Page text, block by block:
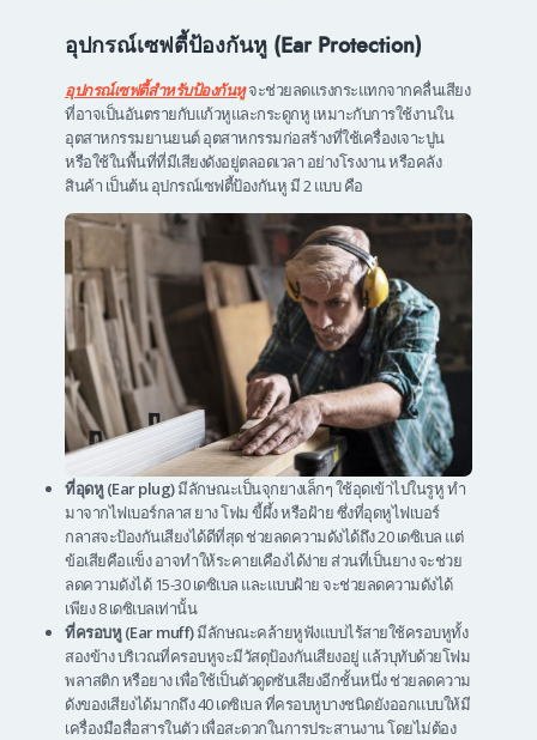
อุปกรณ์เซฟตี้ป้องกันหู (Ear Protection)
อุปกรณ์เซฟตี้สำหรับป้องกันหูจะช่วยลดแรงกระแทกจากคลื่นเสียง
ที่อาจเป็นอันตรายกับแก้วหูและกระดูกหู เหมาะกับการใช้งานใน
อุตสาหกรรมยานยนต์ อุตสาหกรรมก่อสร้างที่ใช้เครื่องเจาะปูน
หรือใช้ในพื้นที่ที่มีเสียงดังอยู่ตลอดเวลา อย่างโรงงาน หรือคลัง
สินค้า เป็นต้น อุปกรณ์เซฟตี้ป้องกันหู มี 2 แบบ คือ
ที่อุดหู (Ear plug)มีลักษณะเป็นจุกยางเล็กๆ ใช้อุดเข้าไปในรูหู ทำ
มาจากไฟเบอร์กลาส ยาง โฟม ขี้ผึ้ง หรือฝ้าย ซึ่งที่อุดหูไฟเบอร์
กลาสจะป้องกันเสียงได้ดีที่สุด ช่วยลดความดังได้ถึง 20 เดซิเบล แต่
ข้อเสียคือแข็ง อาจทำให้ระคายเคืองได้ง่าย ส่วนที่เป็นยาง จะช่วย
ลดความดังได้ 15-30 เดซิเบล และแบบฝ้าย จะช่วยลดความดังได้
เพียง 8 เดซิเบลเท่านั้น
ที่ครอบหู (Ear muff)มีลักษณะคล้ายหูฟังแบบไร้สายใช้ครอบหูทั้ง
สองข้าง บริเวณที่ครอบหูจะมีวัสดุป้องกันเสียงอยู่ แล้วบุทับด้วยโฟม
พลาสติก หรือยาง เพื่อใช้เป็นตัวดูดซับเสียงอีกชั้นหนึ่ง ช่วยลดความ
ดังของเสียงได้มากถึง 40 เดซิเบล ที่ครอบหูบางชนิดยังออกแบบให้มี
เครื่องมือสื่อสารในตัว เพื่อสะดวกในการประสานงาน โดยไม่ต้อง